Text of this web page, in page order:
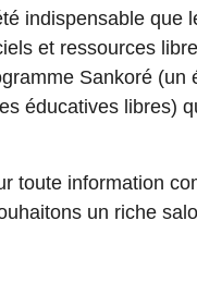
indispensable que
et ressources
Sankoré (un
éducatives libres)
toute information
un riche